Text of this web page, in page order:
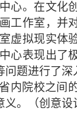
心。在文化
工作室，并
虚拟现实体
心表现出了
题进行了深
内院校之间
义。（创意设